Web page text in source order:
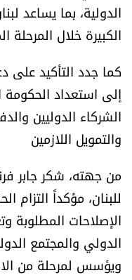
من نحن
للتواصل معنا
شروط الاستخدام
شروط الإشتراك
الدولية، بما يساعد
الكبيرة خلال المرحلة
كما جدد التأكيد على
إلى استعداد
الشركاء الدوليين
والتمويل اللازمين
من جهته، شكر جابر
للبنان، مؤكداً
الإصلاحات المطلوبة
الدولي والمجتمع
ويؤسس لمرحلة من